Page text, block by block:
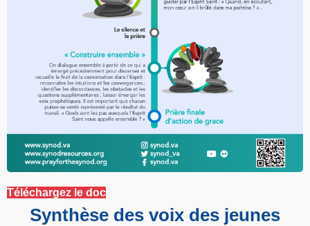
Téléchargez le doc
Synthèse des voix des jeunes